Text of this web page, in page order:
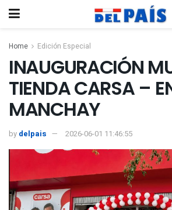
Home Edición Especial
INAUGURACIÓN
TIENDA CARSA –
MANCHAY
by delpais 2026-06-01 11:46:55